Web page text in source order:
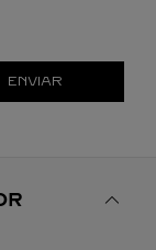
ENVIAR